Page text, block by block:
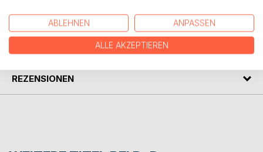
AUTOR/IN
REZENSIONEN
ABLEHNEN ANPASSEN
ALLE AKZEPTIEREN